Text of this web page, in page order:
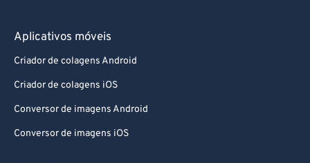
Aplicativos móveis
Criador de colagens Android
Criador de colagens iOS
Conversor de imagens Android
Conversor de imagens iOS